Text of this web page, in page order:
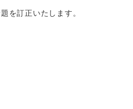
を訂正いたします。